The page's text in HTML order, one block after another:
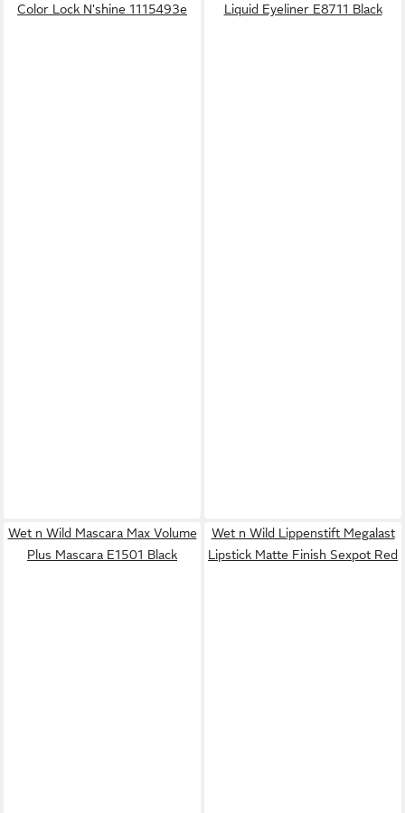
Color Lock N'shine 1115493e
Liquid Eyeliner E8711 Black
Wet n Wild Mascara Max Volume
Plus Mascara E1501 Black
Wet n Wild Lippenstift Megalast
Lipstick Matte Finish Sexpot Red